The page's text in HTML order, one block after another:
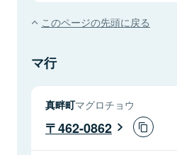
このページの先頭に戻る
マ行
真畔町マグロチョウ
462-0862